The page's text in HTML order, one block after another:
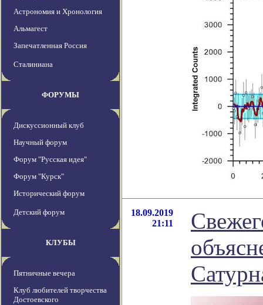
Астрономия и Хронология
Альмагест
Запечатленная Россия
Сталиниана
ФОРУМЫ
Дискуссионный клуб
Научный форум
Форум "Русская идея"
Форум "Курск"
Исторический форум
Детский форум
КЛУБЫ
Пятничные вечера
Клуб любителей творчества
Достоевского
18.09.2019
21:11